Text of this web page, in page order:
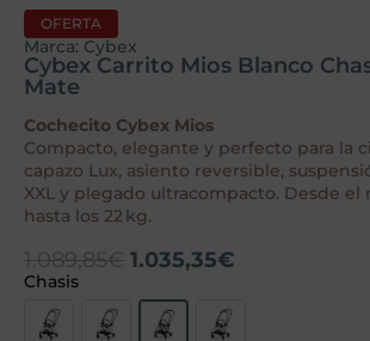
OFERTA
Marca: Cybex
Cybex Carrito Mios Blanco
Mate
Cochecito Cybex Mios
Compacto, elegante y perfecto para la
capazo Lux, asiento reversible,
XXL y plegado ultracompacto. Desde el
hasta los 22 kg.
1.089,85€ 1.035,35€
Chasis